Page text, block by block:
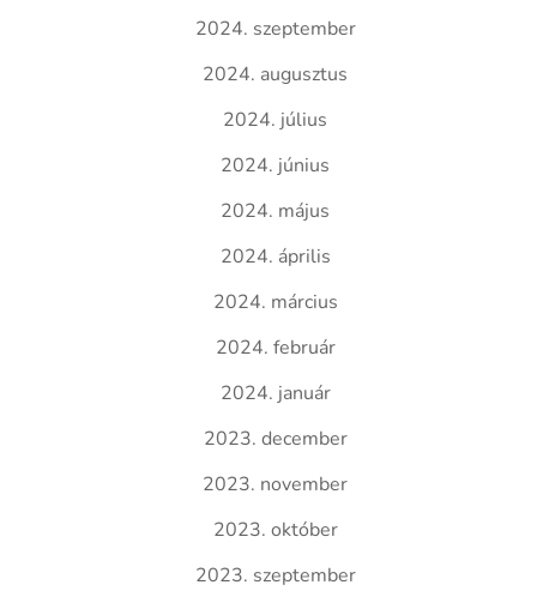
2024. szeptember
2024. augusztus
2024. július
2024. június
2024. május
2024. április
2024. március
2024. február
2024. január
2023. december
2023. november
2023. október
2023. szeptember